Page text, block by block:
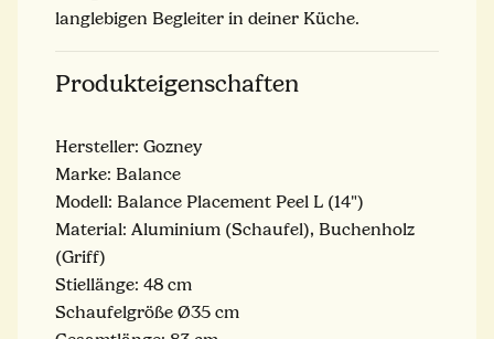
langlebigen Begleiter in deiner Küche.
Produkteigenschaften
Hersteller: Gozney
Marke: Balance
Modell: Balance Placement Peel L (14")
Material: Aluminium (Schaufel), Buchenholz
(Griff)
Stiellänge: 48 cm
Schaufelgröße Ø35 cm